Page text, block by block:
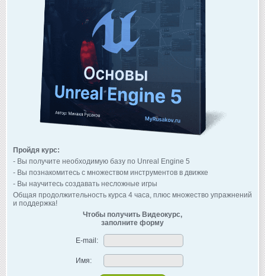
Пройдя курс:
- Вы получите необходимую базу по Unreal Engine 5
- Вы познакомитесь с множеством инструментов в движке
- Вы научитесь создавать несложные игры
Общая продолжительность курса 4 часа, плюс множество упражнений
и поддержка!
Чтобы получить Видеокурс,
заполните форму
E-mail:
Имя: